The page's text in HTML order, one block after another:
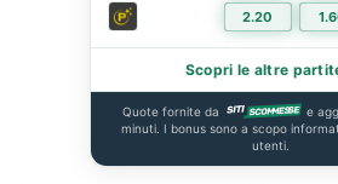
2.20
Scopri le altre
Quote fornite da
e
minuti. I bonus sono a scopo
utenti.